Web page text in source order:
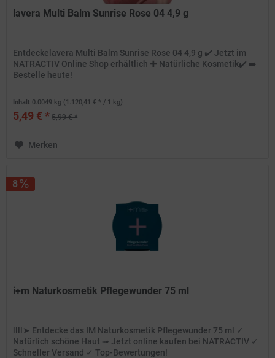
lavera Multi Balm Sunrise Rose 04 4,9 g
Entdeckelavera Multi Balm Sunrise Rose 04 4,9 g ✔️ Jetzt im
NATRACTIV Online Shop erhältlich ✚ Natürliche Kosmetik✔️ ➡️
Bestelle heute!
Inhalt 0.0049 kg (1.120,41 € * / 1 kg)
5,49 € * 5,99 € *
Merken
8
i+m Naturkosmetik Pflegewunder 75 ml
llll➤ Entdecke das IM Naturkosmetik Pflegewunder 75 ml ✓
Natürlich schöne Haut ➟ Jetzt online kaufen bei NATRACTIV ✓
Schneller Versand ✓ Top-Bewertungen!